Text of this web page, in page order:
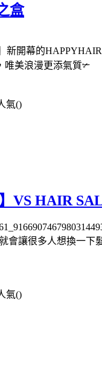
盒
新開幕的
唯美浪漫更添氣質✃
氣()
VS HAIR
會讓很多人想換一下
氣()